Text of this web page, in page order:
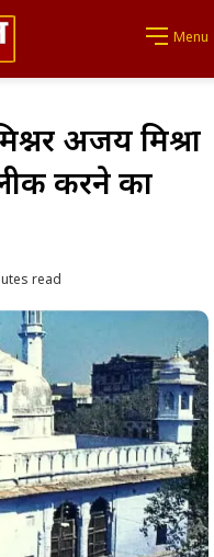
Menu
अजय मिश्रा
करने का
read